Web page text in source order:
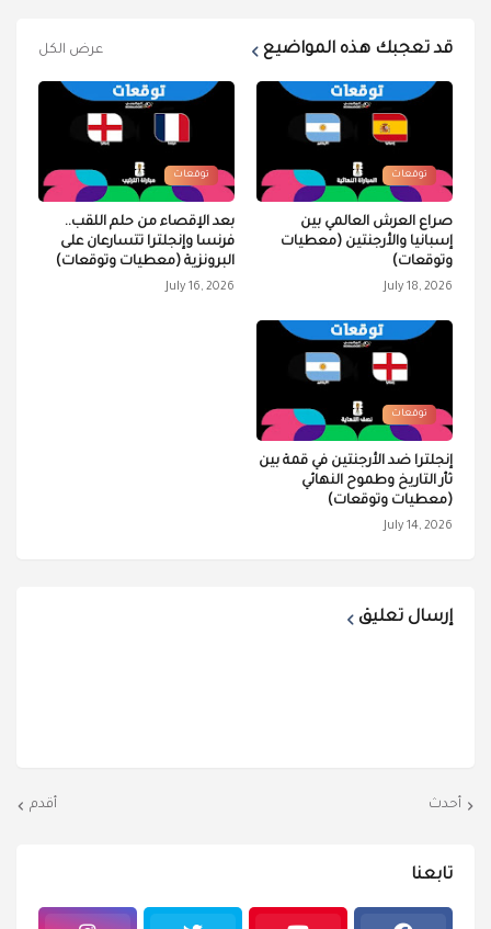
قد تعجبك هذه المواضيع عرض الكل
توقعات
صراع العرش العالمي بين
إسبانيا والأرجنتين (معطيات
وتوقعات)
July 18, 2026
توقعات
بعد الإقصاء من حلم اللقب..
فرنسا وإنجلترا تتسارعان على
البرونزية (معطيات وتوقعات)
July 16, 2026
توقعات
إنجلترا ضد الأرجنتين في قمة بين
ثأر التاريخ وطموح النهائي
(معطيات وتوقعات)
July 14, 2026
إرسال تعليق
أحدث أقدم
تابعنا